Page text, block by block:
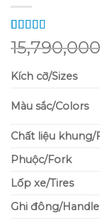
5.00 trên 5
dựa trên
2
15,790,000
Kích cỡ/Sizes
Màu sắc/Colors
Chất liệu khung/
Phuộc/Fork
Lốp xe/Tires
Ghi đông/